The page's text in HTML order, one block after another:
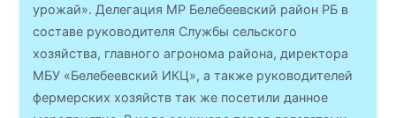
урожай». Делегация МР Белебеевский район РБ в
составе руководителя Службы сельского
хозяйства, главного агронома района, директора
МБУ «Белебеевский ИКЦ», а также руководителей
фермерских хозяйств так же посетили данное